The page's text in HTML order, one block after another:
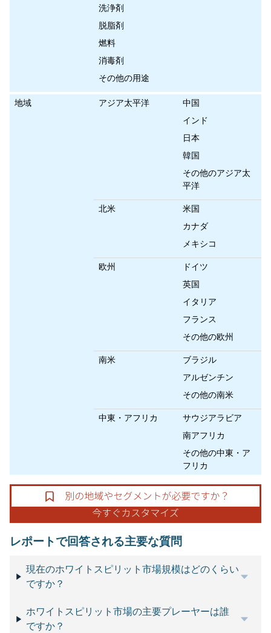
洗浄剤
脱脂剤
燃料
消毒剤
その他の用途
地域 アジア太平洋
中国
インド
日本
韓国
その他のアジア太
平洋
北米
米国
カナダ
メキシコ
欧州
ドイツ
英国
イタリア
フランス
その他の欧州
南米
ブラジル
アルゼンチン
その他の南米
中東・アフリカ
サウジアラビア
南アフリカ
その他の中東・ア
フリカ
レポートで回答される主要な質問
現在のホワイトスピリット市場規模はどのくらい
ですか？
ホワイトスピリット市場の主要プレーヤーは誰
ですか？